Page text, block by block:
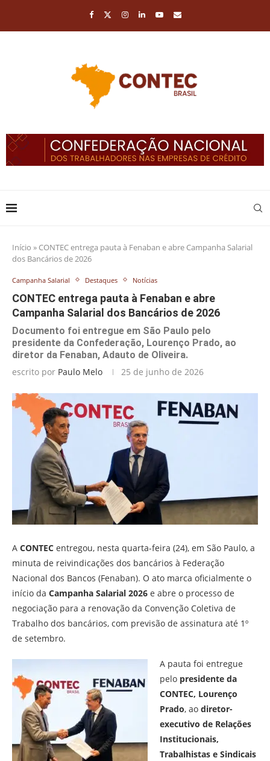
Início » CONTEC entrega pauta à Fenaban e abre Campanha Salarial
dos Bancários de 2026
Campanha Salarial Destaques Notícias
CONTEC entrega pauta à Fenaban e abre
Campanha Salarial dos Bancários de 2026
Documento foi entregue em São Paulo pelo
presidente da Confederação, Lourenço Prado, ao
diretor da Fenaban, Adauto de Oliveira.
escrito por Paulo Melo 25 de junho de 2026
A CONTEC entregou, nesta quarta-feira (24), em São Paulo, a
minuta de reivindicações dos bancários à Federação
Nacional dos Bancos (Fenaban). O ato marca oficialmente o
início da Campanha Salarial 2026 e abre o processo de
negociação para a renovação da Convenção Coletiva de
Trabalho dos bancários, com previsão de assinatura até 1º
de setembro.
A pauta foi entregue
pelo presidente da
CONTEC, Lourenço
Prado, ao diretor-
executivo de Relações
Institucionais,
Trabalhistas e Sindicais